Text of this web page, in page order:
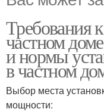
Требования
частном
и нормы
в частном
Выбор места
мощности: